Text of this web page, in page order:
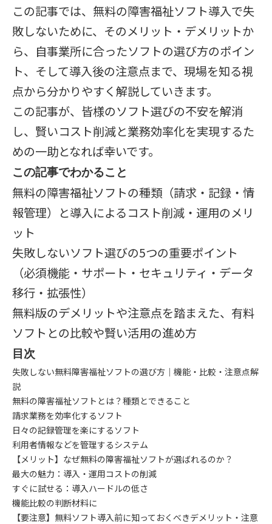
この記事では、無料の障害福祉ソフト導入で失
敗しないために、そのメリット・デメリットか
ら、自事業所に合ったソフトの選び方のポイン
ト、そして導入後の注意点まで、現場を知る視
点から分かりやすく解説していきます。
この記事が、皆様のソフト選びの不安を解消
し、賢いコスト削減と業務効率化を実現するた
めの一助となれば幸いです。
この記事でわかること
無料の障害福祉ソフトの種類（請求・記録・情
報管理）と導入によるコスト削減・運用のメリ
ット
失敗しないソフト選びの5つの重要ポイント
（必須機能・サポート・セキュリティ・データ
移行・拡張性）
無料版のデメリットや注意点を踏まえた、有料
ソフトとの比較や賢い活用の進め方
目次
失敗しない無料障害福祉ソフトの選び方｜機能・比較・注意点解
説
無料の障害福祉ソフトとは？種類とできること
請求業務を効率化するソフト
日々の記録管理を楽にするソフト
利用者情報などを管理するシステム
【メリット】なぜ無料の障害福祉ソフトが選ばれるのか？
最大の魅力：導入・運用コストの削減
すぐに試せる：導入ハードルの低さ
機能比較の判断材料に
【要注意】無料ソフト導入前に知っておくべきデメリット・注意